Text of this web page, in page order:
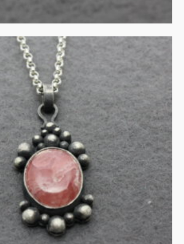
in gezwart
zilver
€125.00
IN WINKELMAND